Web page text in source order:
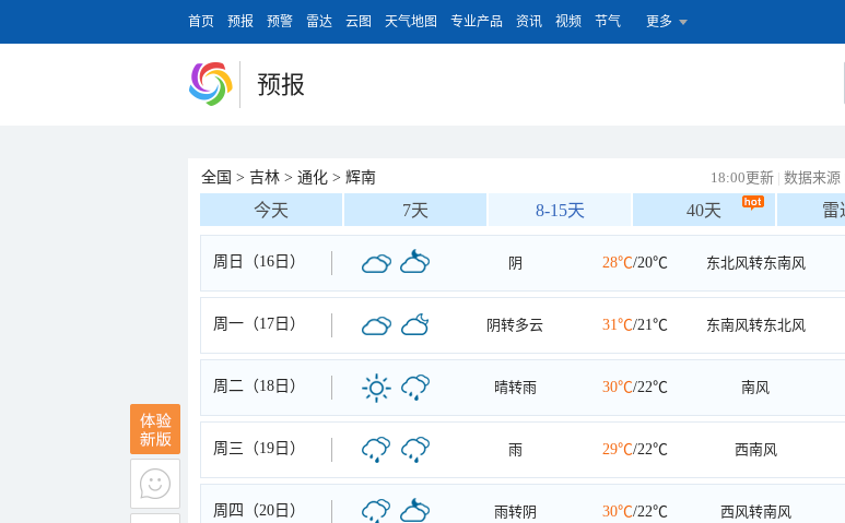
首页 预报 预警 雷达 云图 天气地图 专业产品 资讯 视频 节气 更多
预报
全国 > 吉林 > 通化 > 辉南 18:00更新 | 数据来源
今天 7天 8-15天 40天 雷
周日（16日） 阴 28℃/20℃ 东北风转东南风
周一（17日） 阴转多云 31℃/21℃ 东南风转东北风
周二（18日） 晴转雨 30℃/22℃ 南风
周三（19日） 雨 29℃/22℃ 西南风
周四（20日） 雨转阴 30℃/22℃ 西风转南风